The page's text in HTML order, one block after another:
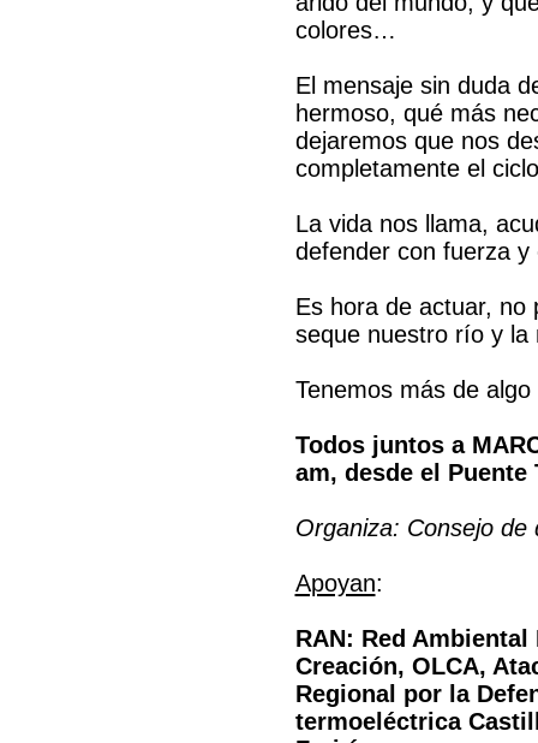
colores…
El mensaje sin duda
hermoso, qué más
dejaremos que nos
completamente el
La vida nos llama,
defender con fuerza y
Es hora de actuar, no
seque nuestro río y la
Tenemos más de algo
Todos juntos a
am, desde el Puente
Organiza: Consejo de
Apoyan:
RAN: Red
Creación, OLCA,
Regional por la
termoeléctrica